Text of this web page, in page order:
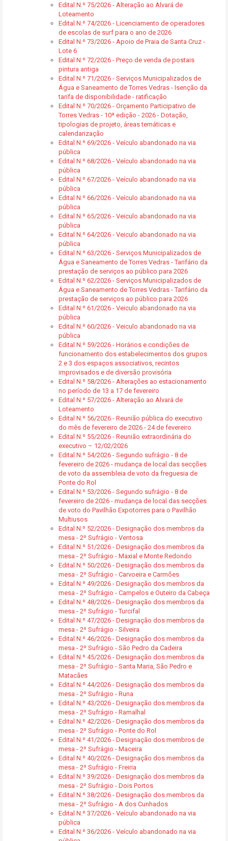
Edital N.º 75/2026 - Alteração ao Alvará de
Loteamento
Edital N.º 74/2026 - Licenciamento de operadores
de escolas de surf para o ano de 2026
Edital N.º 73/2026 - Apoio de Praia de Santa Cruz -
Lote 6
Edital N.º 72/2026 - Preço de venda de postais
pintura antiga
Edital N.º 71/2026 - Serviços Municipalizados de
Água e Saneamento de Torres Vedras - Isenção da
tarifa de disponibilidade - ratificação
Edital N.º 70/2026 - Orçamento Participativo de
Torres Vedras - 10ª edição - 2026 - Dotação,
tipologias de projeto, áreas temáticas e
calendarização
Edital N.º 69/2026 - Veículo abandonado na via
pública
Edital N.º 68/2026 - Veículo abandonado na via
pública
Edital N.º 67/2026 - Veículo abandonado na via
pública
Edital N.º 66/2026 - Veículo abandonado na via
pública
Edital N.º 65/2026 - Veiculo abandonado na via
pública
Edital N.º 64/2026 - Veiculo abandonado na via
pública
Edital N.º 63/2026 - Serviços Municipalizados de
Água e Saneamento de Torres Vedras - Tarifário da
prestação de serviços ao público para 2026
Edital N.º 62/2026 - Serviços Municipalizados de
Água e Saneamento de Torres Vedras - Tarifário da
prestação de serviços ao público para 2026
Edital N.º 61/2026 - Veiculo abandonado na via
pública
Edital N.º 60/2026 - Veiculo abandonado na via
pública
Edital N.º 59/2026 - Horários e condições de
funcionamento dos estabelecimentos dos grupos
2 e 3 dos espaços associativos, recintos
improvisados e de diversão provisória
Edital N.º 58/2026 - Alterações ao estacionamento
no período de 13 a 17 de fevereiro
Edital N.º 57/2026 - Alteração ao Alvará de
Loteamento
Edital N.º 56/2026 - Reunião pública do executivo
do mês de fevereiro de 2026 - 24 de fevereiro
Edital N.º 55/2026 - Reunião extraordinária do
executivo – 12/02/2026
Edital N.º 54/2026 - Segundo sufrágio - 8 de
fevereiro de 2026 - mudança de local das secções
de voto da assembleia de voto da freguesia de
Ponte do Rol
Edital N.º 53/2026 - Segundo sufrágio - 8 de
fevereiro de 2026 - mudança de local das secções
de voto do Pavilhão Expotorres para o Pavilhão
Multiusos
Edital N.º 52/2026 - Designação dos membros da
mesa - 2º Sufrágio - Ventosa
Edital N.º 51/2026 - Designação dos membros da
mesa - 2º Sufrágio - Maxial e Monte Redondo
Edital N.º 50/2026 - Designação dos membros da
mesa - 2º Sufrágio - Carvoeira e Carmões
Edital N.º 49/2026 - Designação dos membros da
mesa - 2º Sufrágio - Campelos e Outeiro da Cabeça
Edital N.º 48/2026 - Designação dos membros da
mesa - 2º Sufrágio - Turcifal
Edital N.º 47/2026 - Designação dos membros da
mesa - 2º Sufrágio - Silveira
Edital N.º 46/2026 - Designação dos membros da
mesa - 2º Sufrágio - São Pedro da Cadeira
Edital N.º 45/2026 - Designação dos membros da
mesa - 2º Sufrágio - Santa Maria, São Pedro e
Matacães
Edital N.º 44/2026 - Designação dos membros da
mesa - 2º Sufrágio - Runa
Edital N.º 43/2026 - Designação dos membros da
mesa - 2º Sufrágio - Ramalhal
Edital N.º 42/2026 - Designação dos membros da
mesa - 2º Sufrágio - Ponte do Rol
Edital N.º 41/2026 - Designação dos membros de
mesa - 2º Sufrágio - Maceira
Edital N.º 40/2026 - Designação dos membros da
mesa - 2º Sufrágio - Freiria
Edital N.º 39/2026 - Designação dos membros da
mesa - 2º Sufrágio - Dois Portos
Edital N.º 38/2026 - Designação dos membros da
mesa - 2º Sufrágio - A dos Cunhados
Edital N.º 37/2026 - Veículo abandonado na via
pública
Edital N.º 36/2026 - Veículo abandonado na via